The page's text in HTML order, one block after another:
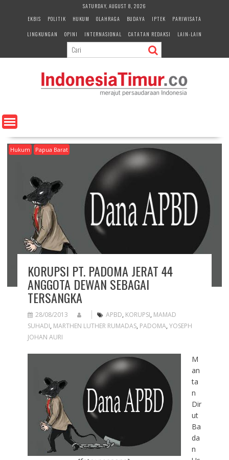
e
n
SATURDAY, AUGUST 8, 2026
EKBIS
POLITIK HUKUM OLAHRAGA BUDAYA IPTEK
PARIWISATA
LINGKUNGAN
OPINI INTERNASIONAL CATATAN REDAKSI LAIN-LAIN
Hukum Papua Barat
KORUPSI PT. PADOMA JERAT 44
ANGGOTA DEWAN SEBAGAI
TERSANGKA
28/08/2013 APBD, KORUPSI, MAMAD
SUHADI, MARTHEN LUTHER RUMADAS, PADOMA, YOSEPH
JOHAN AURI
M
an
ta
n
Dir
ut
Ba
da
n